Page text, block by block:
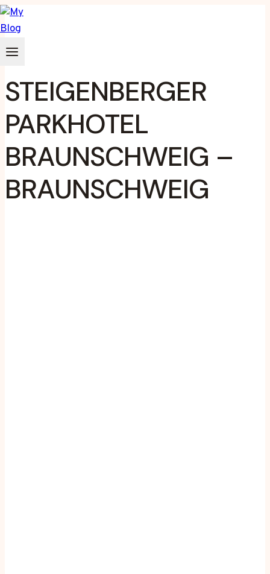
Zum
Inhalt
springen
STEIGENBERGER
PARKHOTEL
BRAUNSCHWEIG –
BRAUNSCHWEIG